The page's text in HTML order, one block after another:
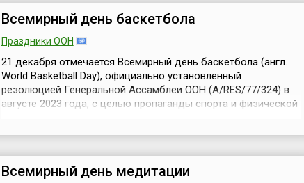
издавна окружено мистикой, ему придается особ...
Всемирный день баскетбола
Праздники ООН
21 декабря отмечается Всемирный день баскетбола (англ.
World Basketball Day), официально установленный
резолюцией Генеральной Ассамблеи ООН (A/RES/77/324) в
августе 2023 года, с целью пропаганды спорта и физической
принципов толерантности и уважени...
Всемирный день медитации